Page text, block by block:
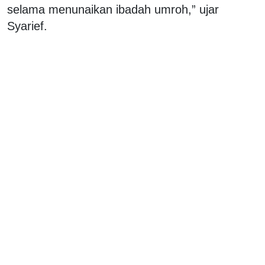
selama menunaikan ibadah umroh,” ujar
Syarief.